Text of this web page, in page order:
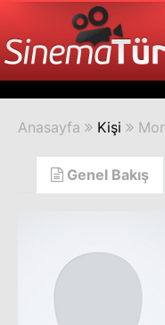
Anasayfa Kişi
Genel Bakış